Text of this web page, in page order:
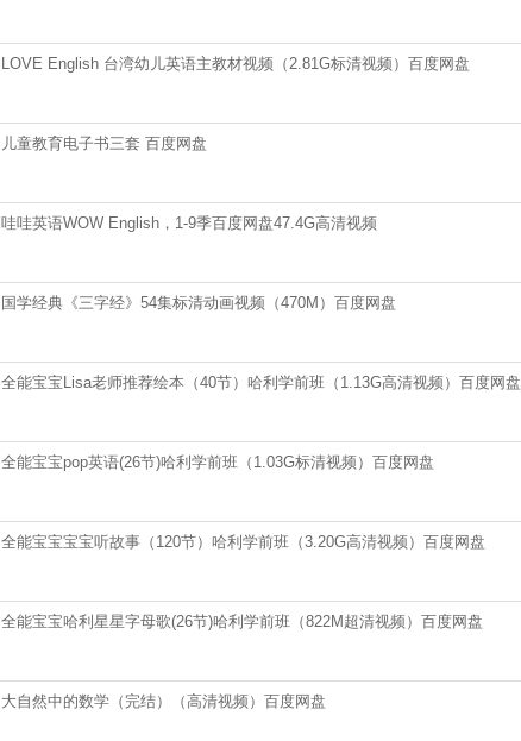
LOVE English 台湾幼儿英语主教材视频（2.81G标清视频）百度网盘
儿童教育电子书三套 百度网盘
哇哇英语WOW English，1-9季百度网盘47.4G高清视频
国学经典《三字经》54集标清动画视频（470M）百度网盘
全能宝宝Lisa老师推荐绘本（40节）哈利学前班（1.13G高清视频）百度网盘
全能宝宝pop英语(26节)哈利学前班（1.03G标清视频）百度网盘
全能宝宝宝宝听故事（120节）哈利学前班（3.20G高清视频）百度网盘
全能宝宝哈利星星字母歌(26节)哈利学前班（822M超清视频）百度网盘
大自然中的数学（完结）（高清视频）百度网盘